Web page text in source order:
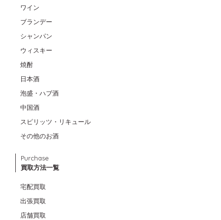
ワイン
ブランデー
シャンパン
ウィスキー
焼酎
日本酒
泡盛・ハブ酒
中国酒
スピリッツ・リキュール
その他のお酒
Purchase
買取方法一覧
宅配買取
出張買取
店舗買取